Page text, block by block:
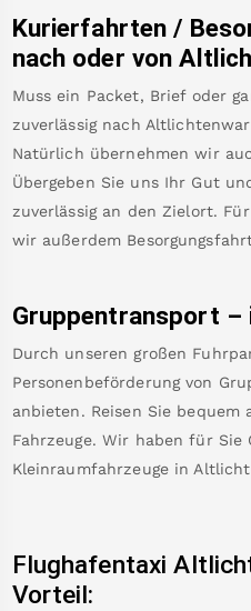
Kurierfahrten /
nach oder von
Muss ein Packet, Brief oder
zuverlässig nach
Natürlich übernehmen wir
Übergeben Sie uns Ihr Gut
zuverlässig an den Zielort. Für
wir außerdem
Gruppentransport –
Durch unseren großen
Personenbeförderung von
anbieten. Reisen Sie
Fahrzeuge. Wir haben für Sie
Kleinraumfahrzeuge in
Flughafentaxi
Vorteil: